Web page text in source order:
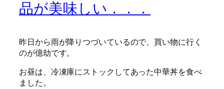
品が美味しい．．．
昨日から雨が降りつづいているので、買い物に行く
のが億劫です。
お昼は、冷凍庫にストックしてあった中華丼を食べ
ました。